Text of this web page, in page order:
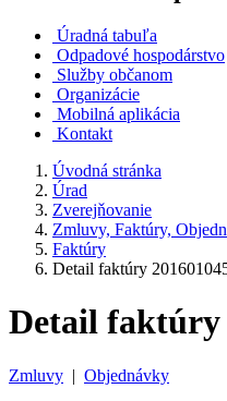
Úradná tabuľa
Odpadové hospodárstvo
Služby občanom
Organizácie
Mobilná aplikácia
Kontakt
Úvodná stránka
Úrad
Zverejňovanie
Zmluvy, Faktúry,
Faktúry
Detail faktúry
Detail faktúry
Zmluvy | Objednávky